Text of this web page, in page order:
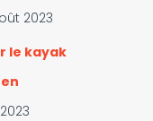
2023
le kayak